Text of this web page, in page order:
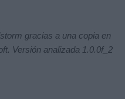
gracias a una copia en
Versión analizada 1.0.0f_2